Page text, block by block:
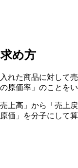
め方
れた商品に対して
原価率」のことをい
上高」から「売上
価」を分子にして算